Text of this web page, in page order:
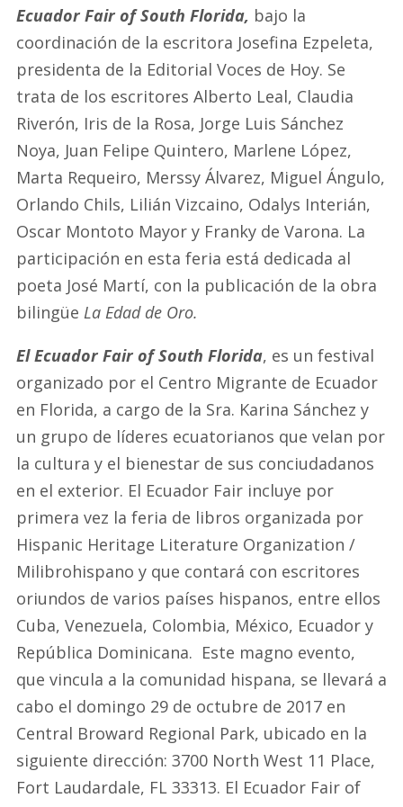
Ecuador Fair of South Florida, bajo la
coordinación de la escritora Josefina Ezpeleta,
presidenta de la Editorial Voces de Hoy. Se
trata de los escritores Alberto Leal, Claudia
Riverón, Iris de la Rosa, Jorge Luis Sánchez
Noya, Juan Felipe Quintero, Marlene López,
Marta Requeiro, Merssy Álvarez, Miguel Ángulo,
Orlando Chils, Lilián Vizcaino, Odalys Interián,
Oscar Montoto Mayor y Franky de Varona. La
participación en esta feria está dedicada al
poeta José Martí, con la publicación de la obra
bilingüe La Edad de Oro.
El Ecuador Fair of South Florida, es un festival
organizado por el Centro Migrante de Ecuador
en Florida, a cargo de la Sra. Karina Sánchez y
un grupo de líderes ecuatorianos que velan por
la cultura y el bienestar de sus conciudadanos
en el exterior. El Ecuador Fair incluye por
primera vez la feria de libros organizada por
Hispanic Heritage Literature Organization /
Milibrohispano y que contará con escritores
oriundos de varios países hispanos, entre ellos
Cuba, Venezuela, Colombia, México, Ecuador y
República Dominicana. Este magno evento,
que vincula a la comunidad hispana, se llevará a
cabo el domingo 29 de octubre de 2017 en
Central Broward Regional Park, ubicado en la
siguiente dirección: 3700 North West 11 Place,
Fort Laudardale, FL 33313. El Ecuador Fair of